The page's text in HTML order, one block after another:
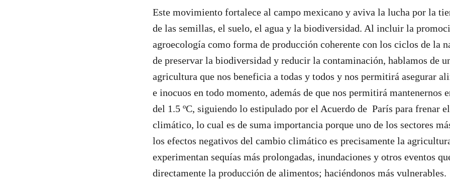
Este movimiento fortalece al campo mexicano y aviva la lucha por la
de las semillas, el suelo, el agua y la biodiversidad. Al incluir la
agroecología como forma de producción coherente con los ciclos de la
de preservar la biodiversidad y reducir la contaminación, hablamos de
agricultura que nos beneficia a todas y todos y nos permitirá asegurar
e inocuos en todo momento, además de que nos permitirá mantenernos
del 1.5 ºC, siguiendo lo estipulado por el Acuerdo de París para frenar
climático, lo cual es de suma importancia porque uno de los sectores
los efectos negativos del cambio climático es precisamente la
experimentan sequías más prolongadas, inundaciones y otros eventos
directamente la producción de alimentos; haciéndonos más vulnerables.